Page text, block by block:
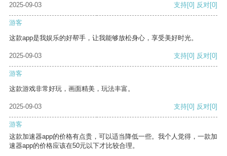
2025-09-03 支持[0] 反对[0]
游客
这款app是我娱乐的好帮手，让我能够放松身心，享受美好时光。
2025-09-03 支持[0] 反对[0]
游客
这款游戏非常好玩，画面精美，玩法丰富。
2025-09-03 支持[0] 反对[0]
游客
这款加速器app的价格有点贵，可以适当降低一些。我个人觉得，一款加
速器app的价格应该在50元以下才比较合理。